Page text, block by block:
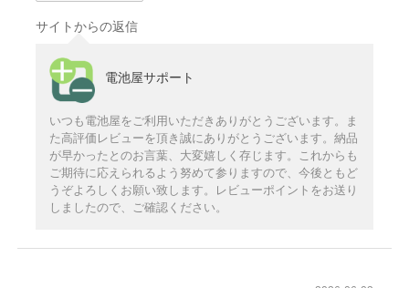
サイトからの返信
電池屋サポート
いつも電池屋をご利用いただきありがとうございます。ま
た高評価レビューを頂き誠にありがとうございます。納品
が早かったとのお言葉、大変嬉しく存じます。これからも
ご期待に応えられるよう努めて参りますので、今後ともど
うぞよろしくお願い致します。レビューポイントをお送り
しましたので、ご確認ください。